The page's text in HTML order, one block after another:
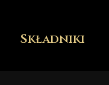
Składniki